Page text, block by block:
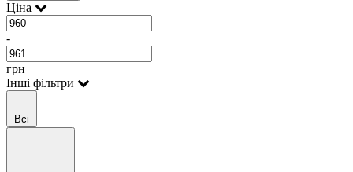
Ціна
-
грн
Інші фільтри
Всі